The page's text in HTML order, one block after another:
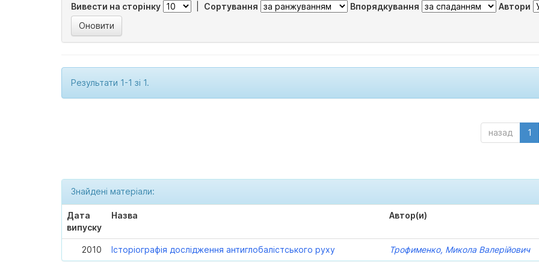
Вивести на сторінку Сортування Впорядкування Автори
Результати 1-1 зі 1.
назад 1
Знайдені матеріали:
Дата
випуску
Назва Автор(и)
2010 Історіографія дослідження антиглобалістського руху Трофименко, Микола Валерійович